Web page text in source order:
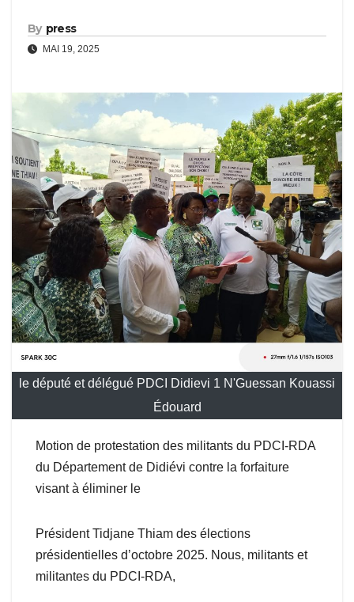
By press
MAI 19, 2025
le député et délégué PDCI Didievi 1 N'Guessan Kouassi
Édouard
Motion de protestation des militants du PDCI-RDA
du Département de Didiévi contre la forfaiture
visant à éliminer le
Président Tidjane Thiam des élections
présidentielles d’octobre 2025. Nous, militants et
militantes du PDCI-RDA,